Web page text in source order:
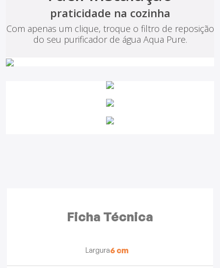
praticidade na cozinha
Com apenas um clique, troque o filtro de reposição
do seu purificador de água Aqua Pure.
Ficha Técnica
6 cm
Largura